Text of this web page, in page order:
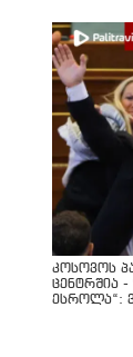
კოსოვოს
ცენტრშია -
ესროლა“: